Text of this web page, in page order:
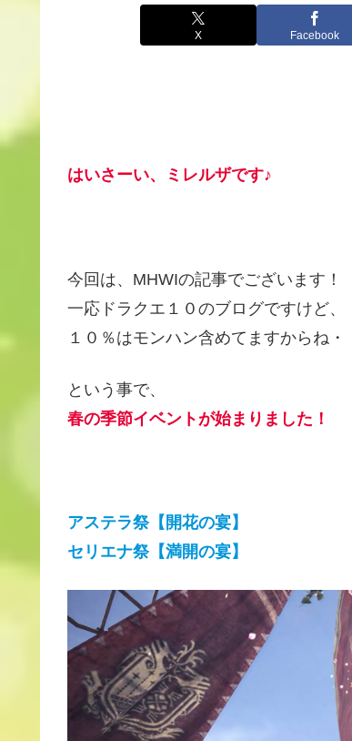
X Facebook
はいさーい、ミレルザです♪
今回は、MHWIの記事でございます！
一応ドラクエ１０のブログですけど、
１０％はモンハン含めてますからね・
という事で、
春の季節イベントが始まりました！
アステラ祭【開花の宴】
セリエナ祭【満開の宴】